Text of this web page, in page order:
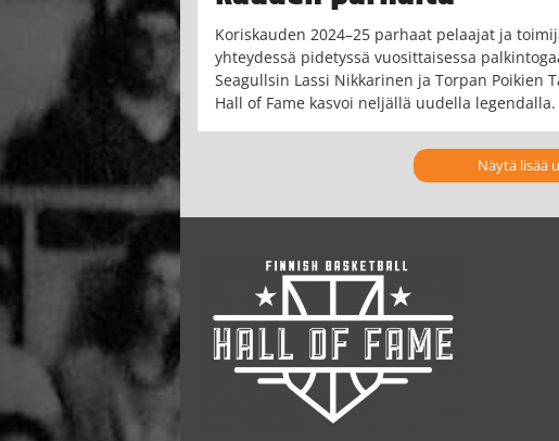
Koriskauden 2024–25 parhaat pelaajat ja
yhteydessä pidetyssä vuosittaisessa
Seagullsin Lassi Nikkarinen ja Torpan Poikien
Hall of Fame kasvoi neljällä uudella legendalla.
Näytä lisää